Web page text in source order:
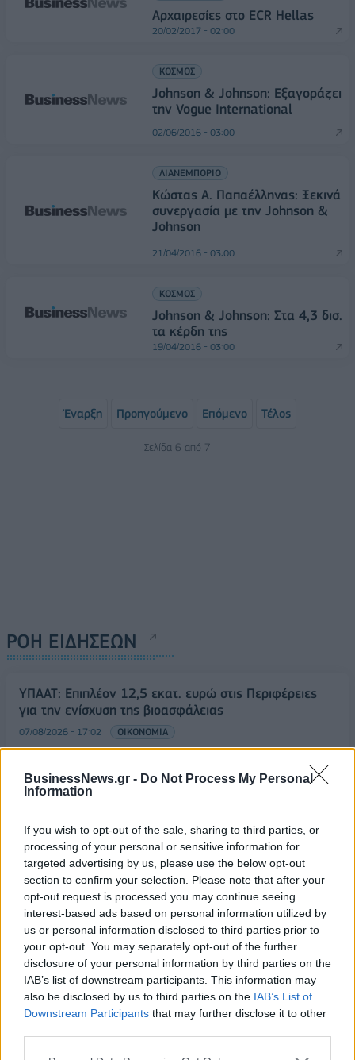
BusinessNews.gr - Do Not Process My Personal
Information
If you wish to opt-out of the sale, sharing to third parties, or
processing of your personal or sensitive information for
targeted advertising by us, please use the below opt-out
section to confirm your selection. Please note that after your
opt-out request is processed you may continue seeing
interest-based ads based on personal information utilized by
us or personal information disclosed to third parties prior to
your opt-out. You may separately opt-out of the further
disclosure of your personal information by third parties on the
IAB’s list of downstream participants. This information may
also be disclosed by us to third parties on the IAB’s List of
Downstream Participants that may further disclose it to other
Αρχαιρεσίες στο ECR Hellas
20/02/2017 - 02:00
ΚΟΣΜΟΣ
Johnson & Johnson: Εξαγοράζει
την Vogue International
02/06/2016 - 03:00
ΛΙΑΝΕΜΠΟΡΙΟ
Κώστας Α. Παπαέλληνας: Ξεκινά
συνεργασία με την Johnson &
Johnson
21/04/2016 - 03:00
ΚΟΣΜΟΣ
Johnson & Johnson: Στα 4,3 δισ.
τα κέρδη της
19/04/2016 - 03:00
Έναρξη Προηγούμενο Επόμενο Τέλος
Σελίδα 6 από 7
ΡΟΗ ΕΙΔΗΣΕΩΝ
ΥΠΑΑΤ: Επιπλέον 12,5 εκατ. ευρώ στις Περιφέρειες
για την ενίσχυση της βιοασφάλειας
07/08/2026 - 17:02 ΟΙΚΟΝΟΜΙΑ
Deloitte Ελλάδος: Χρηματοοικονομικός σύμβουλος
της ΔΕΗ για την είσοδο στην πολωνική αγορά
ενέργειας
Στρατηγική επένδυση του EFA GROUP στη Fractal
για την ανάπτυξη προηγμένων αμυντικών
τεχνολογιών
07/08/2026 - 16:11 ΕΠΙΧΕΙΡΗΣΕΙΣ
Συνάλλαγμα: Το ευρώ ενισχύεται 0,08%, στα
1,1534 δολάρια
07/08/2026 - 15:45 ΟΙΚΟΝΟΜΙΑ
Χρηματιστήριο: Στις 2.623,19 μονάδες ο Γενικός
Δείκτης Τιμών, με άνοδο 0,57%